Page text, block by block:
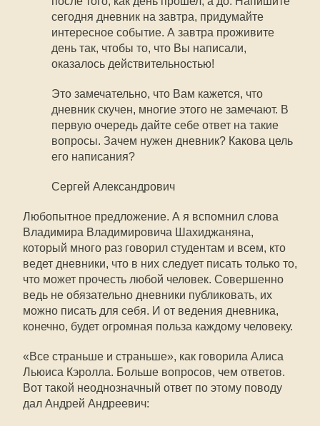
сегодня дневник на завтра, придумайте
интересное событие. А завтра проживите
день так, чтобы то, что Вы написали,
оказалось действительностью!
Это замечательно, что Вам кажется, что
дневник скучен, многие этого не замечают. В
первую очередь дайте себе ответ на такие
вопросы. Зачем нужен дневник? Какова цель
его написания?
Сергей Александрович
Любопытное предложение. А я вспомнил слова
Владимира Владимировича Шахиджаняна,
который много раз говорил студентам и всем, кто
ведет дневники, что в них следует писать только то,
что может прочесть любой человек. Совершенно
ведь не обязательно дневники публиковать, их
можно писать для себя. И от ведения дневника,
конечно, будет огромная польза каждому человеку.
«Все страньше и страньше», как говорила Алиса
Льюиса Кэролла. Больше вопросов, чем ответов.
Вот такой неоднозначный ответ по этому поводу
дал Андрей Андреевич: